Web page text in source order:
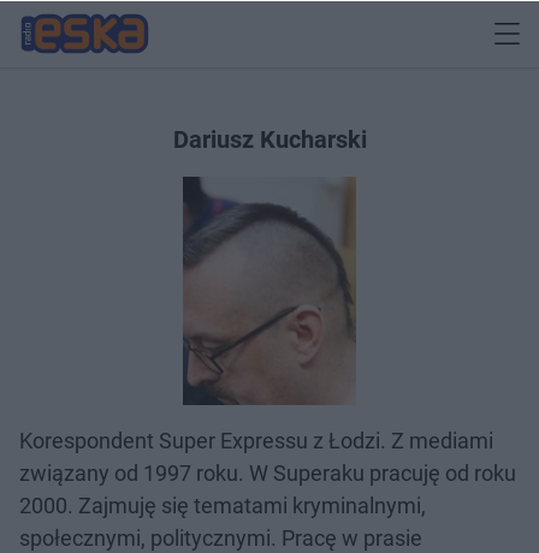
Dariusz Kucharski
Korespondent Super Expressu z Łodzi. Z mediami
związany od 1997 roku. W Superaku pracuję od roku
2000. Zajmuję się tematami kryminalnymi,
społecznymi, politycznymi. Pracę w prasie